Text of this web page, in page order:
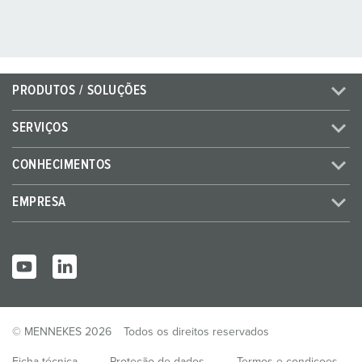
PRODUTOS / SOLUÇÕES
SERVIÇOS
CONHECIMENTOS
EMPRESA
© MENNEKES 2026 Todos os direitos reservados